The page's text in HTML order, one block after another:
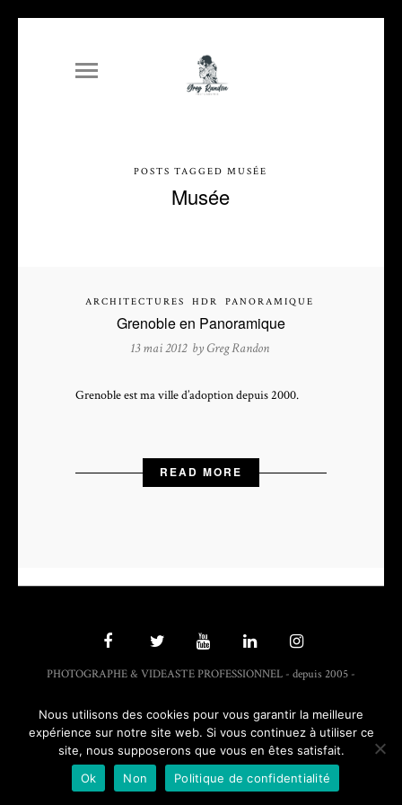
POSTS TAGGED MUSÉE
Musée
ARCHITECTURES HDR PANORAMIQUE
Grenoble en Panoramique
13 mai 2012 by Greg Randon
Grenoble est ma ville d’adoption depuis 2000.
READ MORE
PHOTOGRAPHE & VIDEASTE PROFESSIONNEL - depuis 2005 -
Nous utilisons des cookies pour vous garantir la meilleure
expérience sur notre site web. Si vous continuez à utiliser ce
site, nous supposerons que vous en êtes satisfait.
Ok
Non Politique de confidentialité